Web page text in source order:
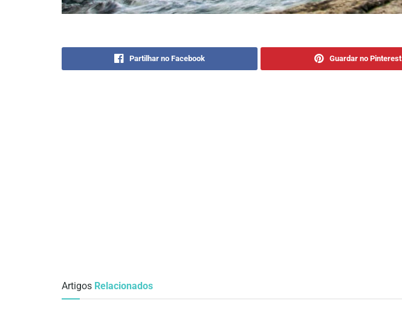
Partilhar no Facebook Guardar no Pinterest
Artigos Relacionados